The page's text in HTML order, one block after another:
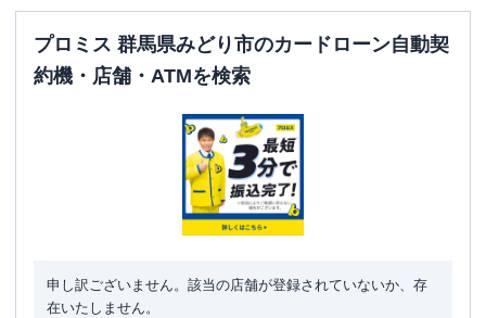
プロミス 群馬県みどり市のカードローン自動契
約機・店舗・ATMを検索
申し訳ございません。該当の店舗が登録されていないか、存
在いたしません。